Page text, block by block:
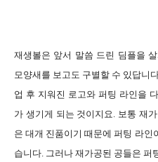
재생볼은 앞서 말씀 드린 딤플을
모양새를 보고도 구별할 수 있답니
업 후 지워진 로고와 퍼팅 라인을
가 생기게 되는 것이지요. 보통 재
은 대개 진품이기 때문에 퍼팅 라인
습니다. 그러나 재가공된 공들은 퍼